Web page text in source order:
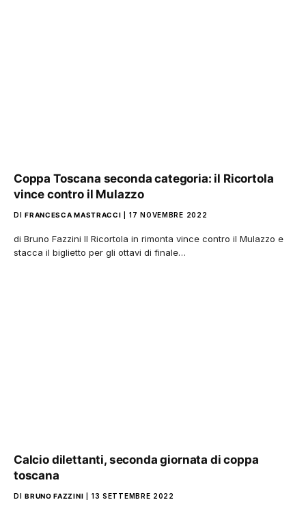
Coppa Toscana seconda categoria: il Ricortola
vince contro il Mulazzo
DI FRANCESCA MASTRACCI 17 NOVEMBRE 2022
di Bruno Fazzini Il Ricortola in rimonta vince contro il Mulazzo e
stacca il biglietto per gli ottavi di finale…
Calcio dilettanti, seconda giornata di coppa
toscana
DI BRUNO FAZZINI 13 SETTEMBRE 2022